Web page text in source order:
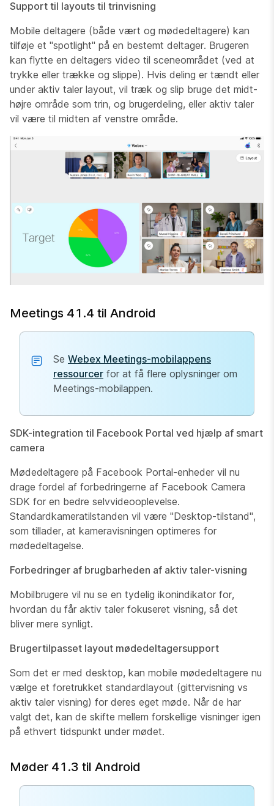
Support til layouts til trinvisning
Mobile deltagere (både vært og mødedeltagere) kan
tilføje et "spotlight" på en bestemt deltager. Brugeren
kan flytte en deltagers video til sceneområdet (ved at
trykke eller trække og slippe). Hvis deling er tændt eller
under aktiv taler layout, vil træk og slip bruge det midt-
højre område som trin, og brugerdeling, eller aktiv taler
vil være til midten af venstre område.
Meetings 41.4 til Android
Se Webex Meetings-mobilappens
ressourcer for at få flere oplysninger om
Meetings-mobilappen.
SDK-integration til Facebook Portal ved hjælp af smart
camera
Mødedeltagere på Facebook Portal-enheder vil nu
drage fordel af forbedringerne af Facebook Camera
SDK for en bedre selvvideooplevelse.
Standardkameratilstanden vil være "Desktop-tilstand",
som tillader, at kameravisningen optimeres for
mødedeltagelse.
Forbedringer af brugbarheden af aktiv taler-visning
Mobilbrugere vil nu se en tydelig ikonindikator for,
hvordan du får aktiv taler fokuseret visning, så det
bliver mere synligt.
Brugertilpasset layout mødedeltagersupport
Som det er med desktop, kan mobile mødedeltagere nu
vælge et foretrukket standardlayout (gittervisning vs
aktiv taler visning) for deres eget møde. Når de har
valgt det, kan de skifte mellem forskellige visninger igen
på ethvert tidspunkt under mødet.
Møder 41.3 til Android